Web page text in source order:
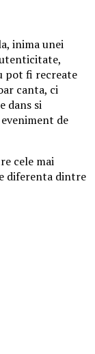
inima unei
pot fi recreate
canta, ci
dans si
de
cele mai
diferenta dintre